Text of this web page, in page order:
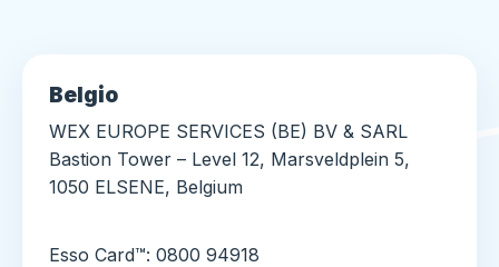
Belgio
WEX EUROPE SERVICES (BE) BV & SARL
Bastion Tower – Level 12, Marsveldplein 5,
1050 ELSENE, Belgium
Esso Card™: 0800 94918